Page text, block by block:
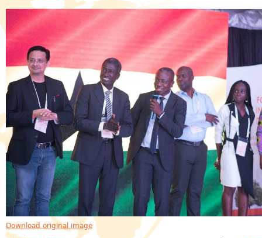
Download original image